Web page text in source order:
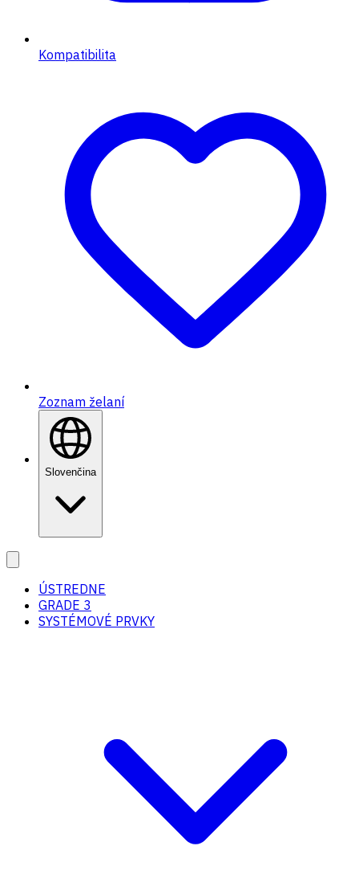
Kompatibilita
Zoznam želaní
Slovenčina
ÚSTREDNE
GRADE 3
SYSTÉMOVÉ PRVKY